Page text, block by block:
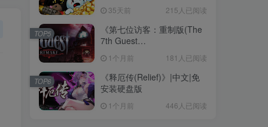
35天前 215人已阅读
《第七位访客：重制版(The
7th Guest
文|免安装硬盘版
1个月前 181人已阅读
TOP5
《释厄传(Relief)》|中文|免
安装硬盘版
1个月前 446人已阅读
TOP6